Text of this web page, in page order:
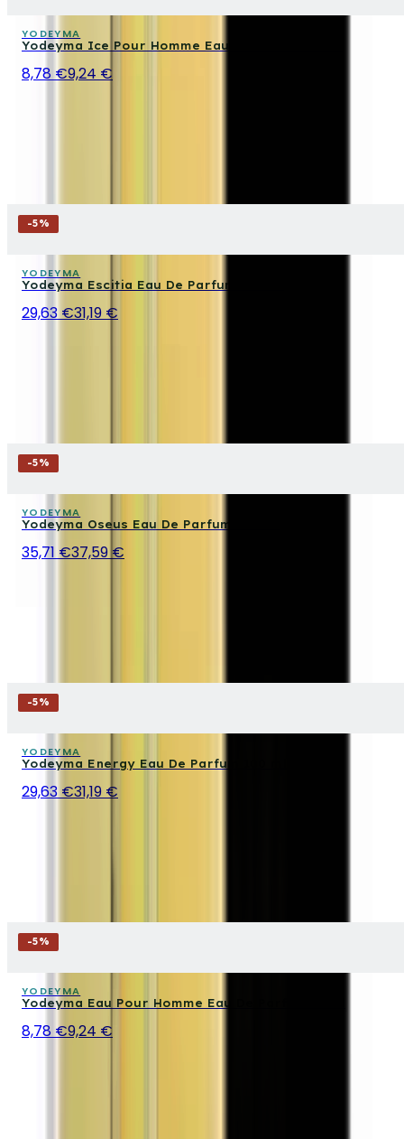
YODEYMA
Yodeyma Ice Pour Homme Eau De Parfum 15 ml
8,78 €9,24 €
-5%
YODEYMA
Yodeyma Escitia Eau De Parfum 100 ml
29,63 €31,19 €
-5%
YODEYMA
Yodeyma Oseus Eau De Parfum 100 ml
35,71 €37,59 €
-5%
YODEYMA
Yodeyma Energy Eau De Parfum 100 ml
29,63 €31,19 €
-5%
YODEYMA
Yodeyma Eau Pour Homme Eau De Parfum 15 ml
8,78 €9,24 €